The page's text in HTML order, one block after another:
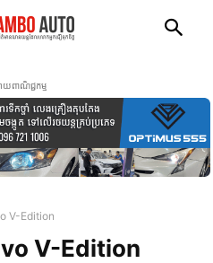
ាយពាណិជ្ជកម្ម
V-Edition
V-Edition